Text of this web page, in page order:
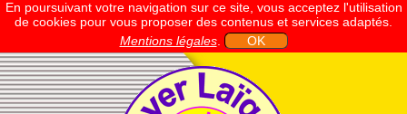
En poursuivant votre navigation sur ce site, vous acceptez l'utilisation
de cookies pour vous proposer des contenus et services adaptés.
Mentions légales. OK